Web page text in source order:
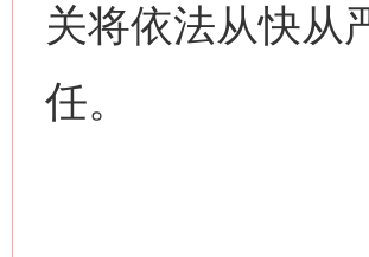
关将依法从快从
任。